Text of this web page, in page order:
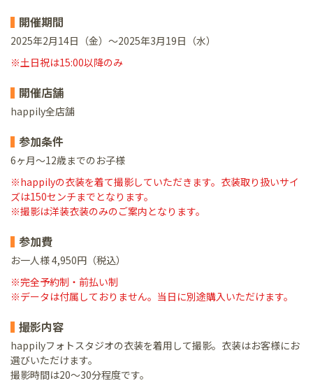
開催期間
2025年2月14日（金）～2025年3月19日（水）
※土日祝は15:00以降のみ
開催店舗
happily全店舗
参加条件
6ヶ月～12歳までのお子様
※happilyの衣装を着て撮影していただきます。衣装取り扱いサイ
ズは150センチまでとなります。
※撮影は洋装衣装のみのご案内となります。
参加費
お一人様 4,950円（税込）
※完全予約制・前払い制
※データは付属しておりません。当日に別途購入いただけます。
撮影内容
happilyフォトスタジオの衣装を着用して撮影。衣装はお客様にお
選びいただけます。
撮影時間は20～30分程度です。